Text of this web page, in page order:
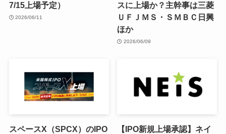
7/15上場予定）
2026/06/11
スに上場か？主幹事は三菱
ＵＦＪＭＳ・ＳＭＢＣ日興
ほか
2026/06/09
スペースX（SPCX）のIPO
【IPO新規上場承認】ネイ